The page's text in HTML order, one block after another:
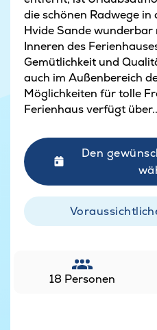
die schönen Radwege
Hvide Sande
Inneren des
Gemütlichkeit und
auch im Außenbereich
Möglichkeiten für tolle
Ferienhaus verfügt
Den
18 Personen